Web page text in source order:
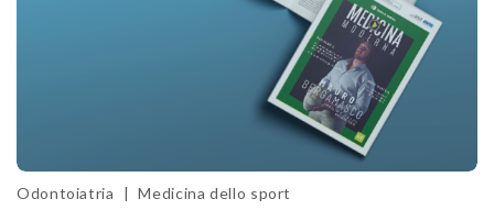
Odontoiatria | Medicina dello sport